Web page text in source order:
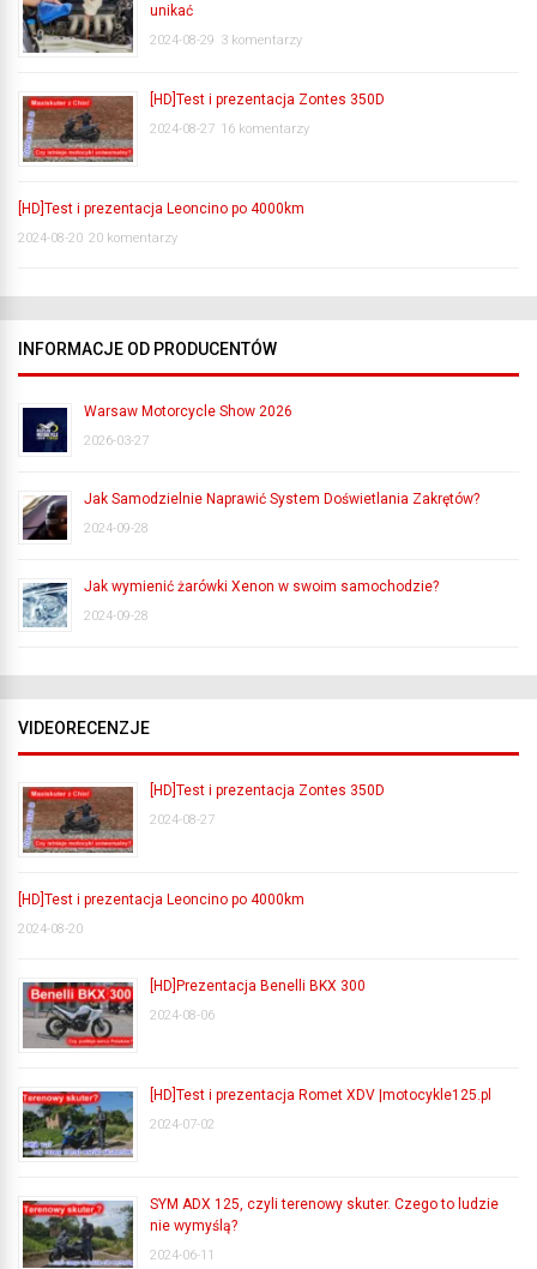
unikać
2024-08-29 3 komentarzy
[HD]Test i prezentacja Zontes 350D
2024-08-27 16 komentarzy
[HD]Test i prezentacja Leoncino po 4000km
2024-08-20 20 komentarzy
INFORMACJE OD PRODUCENTÓW
Warsaw Motorcycle Show 2026
2026-03-27
Jak Samodzielnie Naprawić System Doświetlania Zakrętów?
2024-09-28
Jak wymienić żarówki Xenon w swoim samochodzie?
2024-09-28
VIDEORECENZJE
[HD]Test i prezentacja Zontes 350D
2024-08-27
[HD]Test i prezentacja Leoncino po 4000km
2024-08-20
[HD]Prezentacja Benelli BKX 300
2024-08-06
[HD]Test i prezentacja Romet XDV |motocykle125.pl
2024-07-02
SYM ADX 125, czyli terenowy skuter. Czego to ludzie
nie wymyślą?
2024-06-11